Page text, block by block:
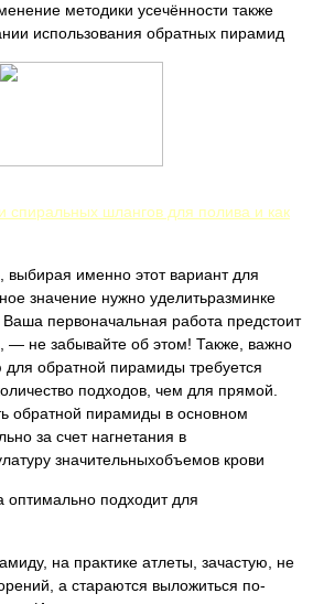
методики усечённости также
использования обратных пирамид
спиральных шлангов для полива и как
выбирая именно этот вариант для
значение нужно уделитьразминке
Ваша первоначальная работа предстоит
— не забывайте об этом! Также, важно
для обратной пирамиды требуется
подходов, чем для прямой.
обратной пирамиды в основном
за счет нагнетания в
значительныхобъемов крови
оптимально подходит для
на практике атлеты, зачастую, не
а стараются выложиться по-